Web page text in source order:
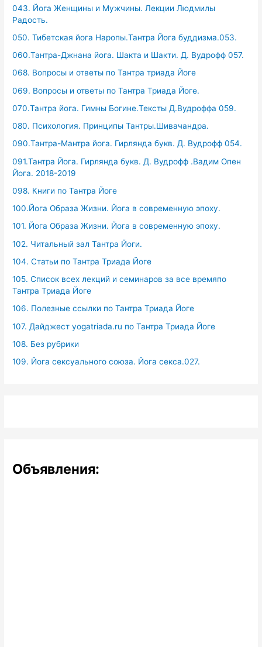
043. Йога Женщины и Мужчины. Лекции Людмилы
Радость.
050. Тибетская йога Наропы.Тантра Йога буддизма.053.
060.Тантра-Джнана йога. Шакта и Шакти. Д. Вудрофф 057.
068. Вопросы и ответы по Тантра триада Йоге
069. Вопросы и ответы по Тантра Триада Йоге.
070.Тантра йога. Гимны Богине.Тексты Д.Вудроффа 059.
080. Психология. Принципы Тантры.Шивачандра.
090.Тантра-Мантра йога. Гирлянда букв. Д. Вудрофф 054.
091.Тантра Йога. Гирлянда букв. Д. Вудрофф .Вадим Опен
Йога. 2018-2019
098. Книги по Тантра Йоге
100.Йога Образа Жизни. Йога в современную эпоху.
101. Йога Образа Жизни. Йога в современную эпоху.
102. Читальный зал Тантра Йоги.
104. Статьи по Тантра Триада Йоге
105. Список всех лекций и семинаров за все времяпо
Тантра Триада Йоге
106. Полезные ссылки по Тантра Триада Йоге
107. Дайджест yogatriada.ru по Тантра Триада Йоге
108. Без рубрики
109. Йога сексуального союза. Йога секса.027.
Объявления: